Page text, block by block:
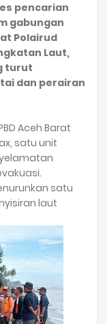
pencarian
gabungan
Polairud
Laut,
turut
dan perairan
Aceh Barat
satu unit
satu
laut